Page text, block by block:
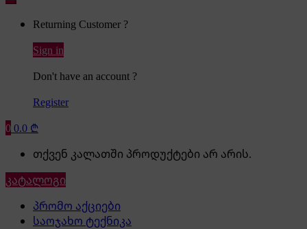
Returning Customer ?
Sign in
Don't have an account ?
Register
00.0 ₾
თქვენ კალათში პროდუქტები არ არის.
კატალოგი
პრომო აქციები
საოჯახო ტექნიკა